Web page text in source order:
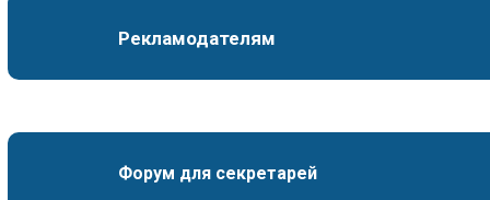
Рекламодателям
Форум для секретарей